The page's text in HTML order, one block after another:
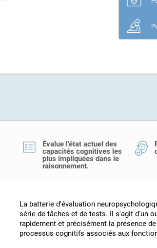
Évalue l'état actuel des
capacités cognitives les
plus impliquées dans le
raisonnement.
La batterie d'évaluation
série de tâches et de tests. Il s'agit d'un
rapidement et précisément la présence
processus cognitifs associés aux